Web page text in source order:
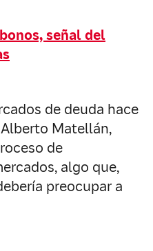
señal del
de deuda hace
Matellán,
de
algo que,
preocupar a